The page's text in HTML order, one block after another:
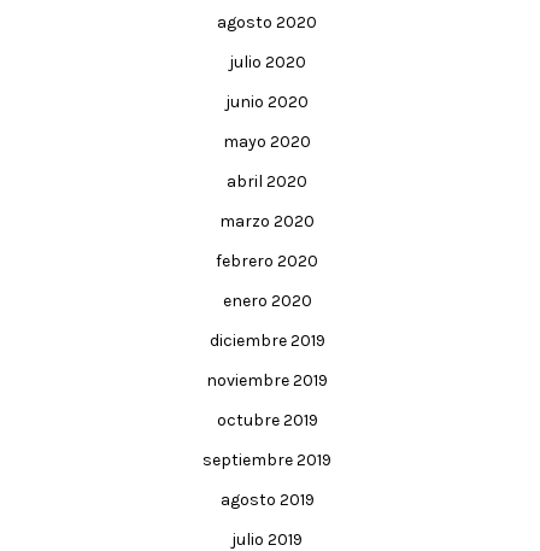
agosto 2020
julio 2020
junio 2020
mayo 2020
abril 2020
marzo 2020
febrero 2020
enero 2020
diciembre 2019
noviembre 2019
octubre 2019
septiembre 2019
agosto 2019
julio 2019